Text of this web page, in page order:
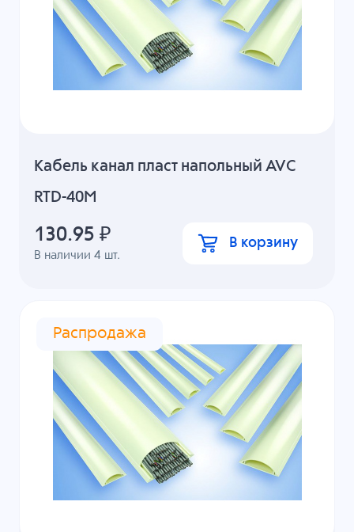
Кабель канал пласт напольный AVC
RTD-40M
В наличии4 шт.
130.95 ₽ В корзину
Распродажа